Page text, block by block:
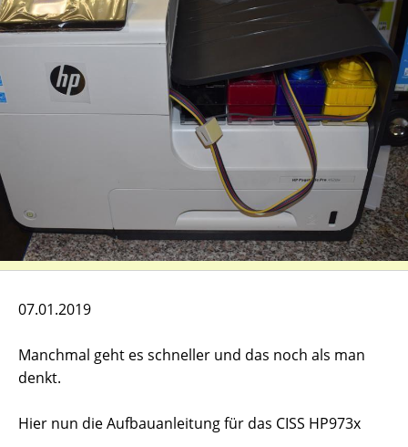
07.01.2019
Manchmal geht es schneller und das noch als man
denkt.
Hier nun die Aufbauanleitung für das CISS HP973x